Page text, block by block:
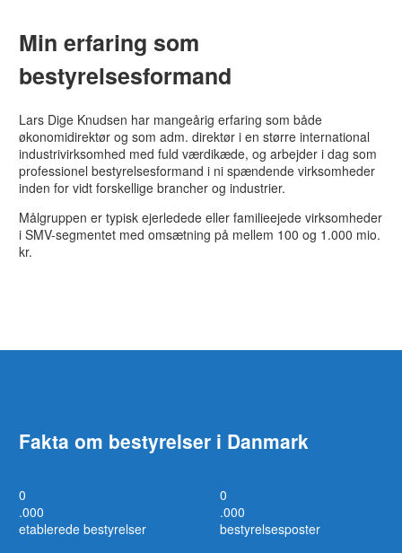
Min erfaring som
bestyrelsesformand
Lars Dige Knudsen har mangeårig erfaring som både
økonomidirektør og som adm. direktør i en større international
industrivirksomhed med fuld værdikæde, og arbejder i dag som
professionel bestyrelsesformand i ni spændende virksomheder
inden for vidt forskellige brancher og industrier.
Målgruppen er typisk ejerledede eller familieejede virksomheder
i SMV-segmentet med omsætning på mellem 100 og 1.000 mio.
kr.
Fakta om bestyrelser i Danmark
0
.000
etablerede bestyrelser
0
.000
bestyrelsesposter